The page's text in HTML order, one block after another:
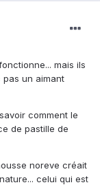
mais ils
un aimant
comment le
de pastille de
noreve créait
celui qui est